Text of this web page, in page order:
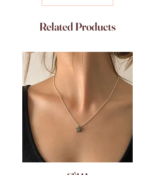
Related Products